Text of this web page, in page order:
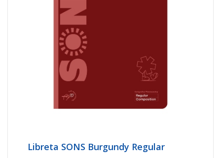
Libreta SONS Burgundy Regular